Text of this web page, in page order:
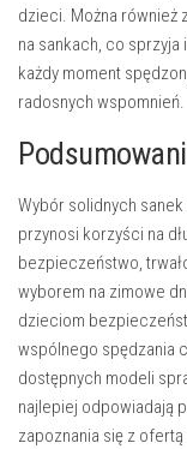
dzieci. Można również
na sankach, co
każdy moment
radosnych wspomnień.
Wybór solidnych
przynosi korzyści na
bezpieczeństwo,
wyborem na zimowe
dzieciom
wspólnego spędzania
dostępnych modeli
najlepiej odpowiadają
zapoznania się z